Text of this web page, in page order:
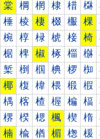
棠 棡 棢 棣 棤 棥
棰 棱 棲 棳 棴 棵
椀 椁 椂 椃 椄 椅
椐 椑 椒 椓 椔 椕
椠 椡 椢 椣 椤 椥
椰 椱 椲 椳 椴 椵
楀 楁 楂 楃 楄 楅
楐 楑 楒 楓 楔 楕
楠 楡 楢 楣 楤 楥